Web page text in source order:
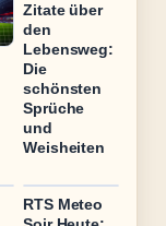
Zitate über
den
Lebensweg:
Die
schönsten
Sprüche
und
Weisheiten
RTS Meteo